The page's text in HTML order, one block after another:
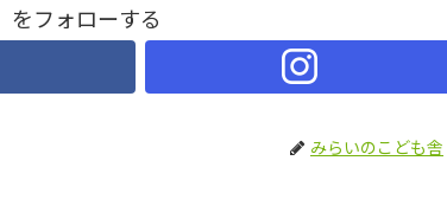
をフォローする
みらいのこども舎